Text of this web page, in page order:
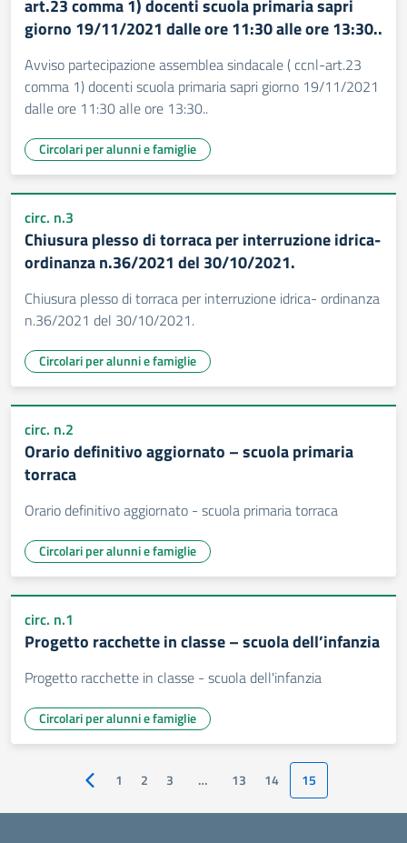
art.23 comma 1) docenti scuola primaria sapri
giorno 19/11/2021 dalle ore 11:30 alle ore 13:30..
Avviso partecipazione assemblea sindacale ( ccnl-art.23
comma 1) docenti scuola primaria sapri giorno 19/11/2021
dalle ore 11:30 alle ore 13:30..
Circolari per alunni e famiglie
circ. n.3
Chiusura plesso di torraca per interruzione idrica-
ordinanza n.36/2021 del 30/10/2021.
Chiusura plesso di torraca per interruzione idrica- ordinanza
n.36/2021 del 30/10/2021.
Circolari per alunni e famiglie
circ. n.2
Orario definitivo aggiornato – scuola primaria
torraca
Orario definitivo aggiornato - scuola primaria torraca
Circolari per alunni e famiglie
circ. n.1
Progetto racchette in classe – scuola dell’infanzia
Progetto racchette in classe - scuola dell'infanzia
Circolari per alunni e famiglie
Pagina precedente
1 2 3 … 13 14 15